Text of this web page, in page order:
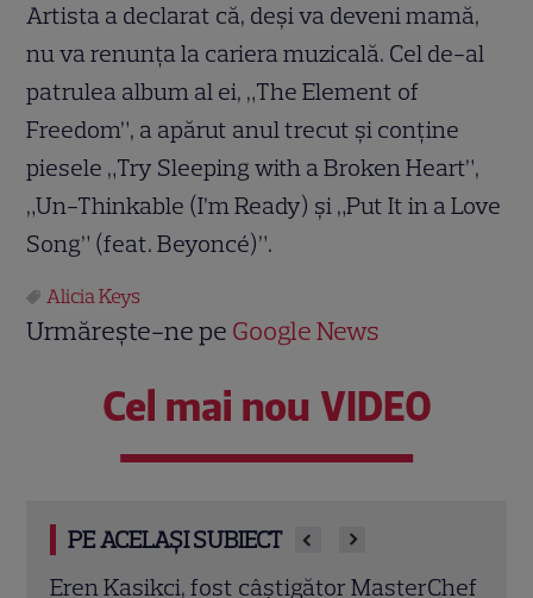
Artista a declarat că, deşi va deveni mamă,
nu va renunţa la cariera muzicală. Cel de-al
patrulea album al ei, „The Element of
Freedom”, a apărut anul trecut şi conţine
piesele „Try Sleeping with a Broken Heart”,
„Un-Thinkable (I’m Ready) şi „Put It in a Love
Song” (feat. Beyoncé)”.
Alicia Keys
Urmărește-ne pe Google News
Cel mai nou VIDEO
PE ACELAȘI SUBIECT
Trei cupluri revin la „Insula Iubirii –